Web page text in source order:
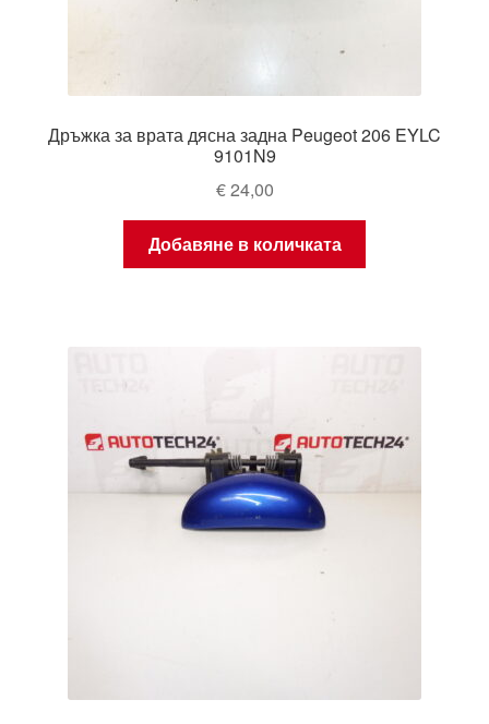
Дръжка за врата дясна задна Peugeot 206 EYLC
9101N9
€24,00
Добавяне в количката